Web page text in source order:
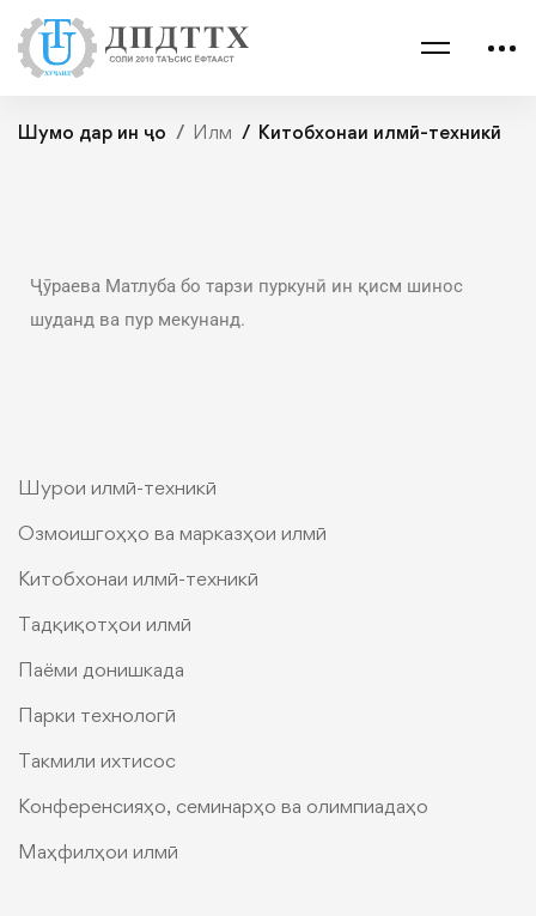
Шумо дар ин ҷо Илм Китобхонаи илмӣ-техникӣ
Ҷӯраева Матлуба бо тарзи пуркунӣ ин қисм шинос
шуданд ва пур мекунанд.
Шурои илмӣ-техникӣ
Озмоишгоҳҳо ва марказҳои илмӣ
Китобхонаи илмӣ-техникӣ
Тадқиқотҳои илмӣ
Паёми донишкада
Парки технологӣ
Такмили ихтисос
Конференcияҳо, семинарҳо ва олимпиадаҳо
Маҳфилҳои илмӣ